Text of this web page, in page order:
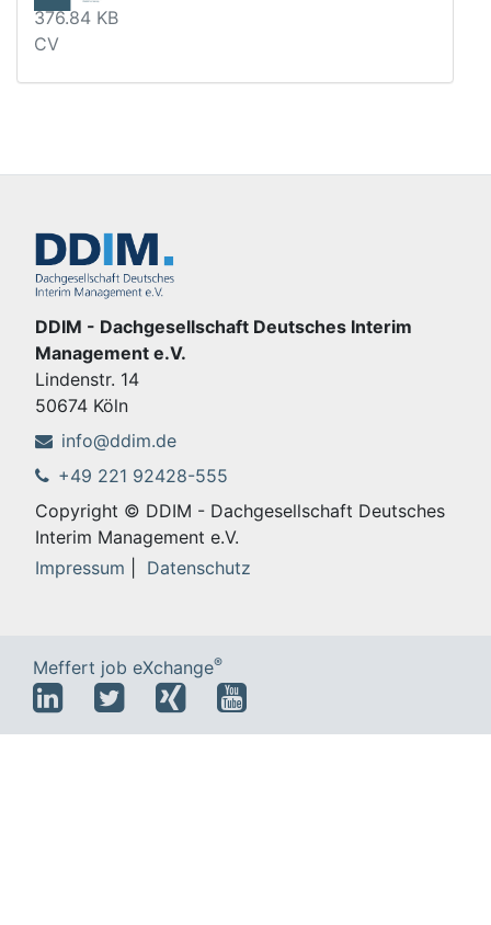
376.84 KB
CV
DDIM - Dachgesellschaft Deutsches Interim
Management e.V.
Lindenstr. 14
50674 Köln
info@ddim.de
+49 221 92428-555
Copyright © DDIM - Dachgesellschaft Deutsches
Interim Management e.V.
Impressum
Datenschutz
Meffert job eXchange®